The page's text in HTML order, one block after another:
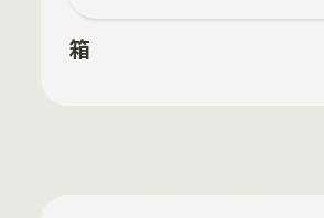
箱